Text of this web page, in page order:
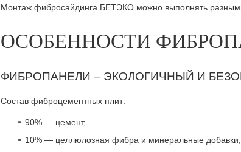
Монтаж фибросайдинга БЕТЭКО можно выполнять
ОСОБЕННОСТИ
ФИБРОПАНЕЛИ – ЭКОЛОГИЧНЫЙ И
Состав фиброцементных плит:
90% — цемент,
10% — целлюлозная фибра и минеральные добавки,